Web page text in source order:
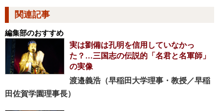
関連記事
編集部のおすすめ
実は劉備は孔明を信用していなかっ
た？…三国志の伝説的「名君と名軍師」
の実像
渡邉義浩（早稲田大学理事・教授／早稲
田佐賀学園理事長）